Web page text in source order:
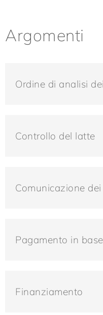
Argomenti
Ordine di analisi
Controllo del latte
Comunicazione
Pagamento in
Finanziamento